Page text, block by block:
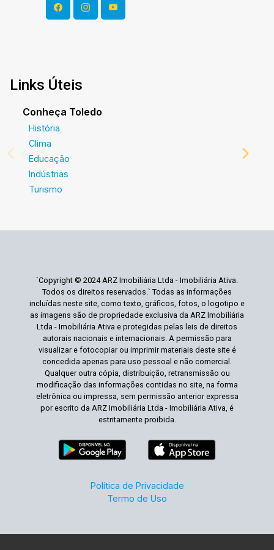
Links Úteis
Conheça Toledo
História
Clima
Educação
Indústrias
Turismo
`Copyright © 2024 ARZ Imobiliária Ltda - Imobiliária Ativa.
Todos os direitos reservados.` Todas as informações
incluídas neste site, como texto, gráficos, fotos, o logotipo e
as imagens são de propriedade exclusiva da ARZ Imobiliária
Ltda - Imobiliária Ativa e protegidas pelas leis de direitos
autorais nacionais e internacionais. A permissão para
visualizar e fotocopiar ou imprimir materiais deste site é
concedida apenas para uso pessoal e não comercial.
Qualquer outra cópia, distribuição, retransmissão ou
modificação das informações contidas no site, na forma
eletrônica ou impressa, sem permissão anterior expressa
por escrito da ARZ Imobiliária Ltda - Imobiliária Ativa, é
estritamente proibida.
Política de Privacidade
Termo de Uso